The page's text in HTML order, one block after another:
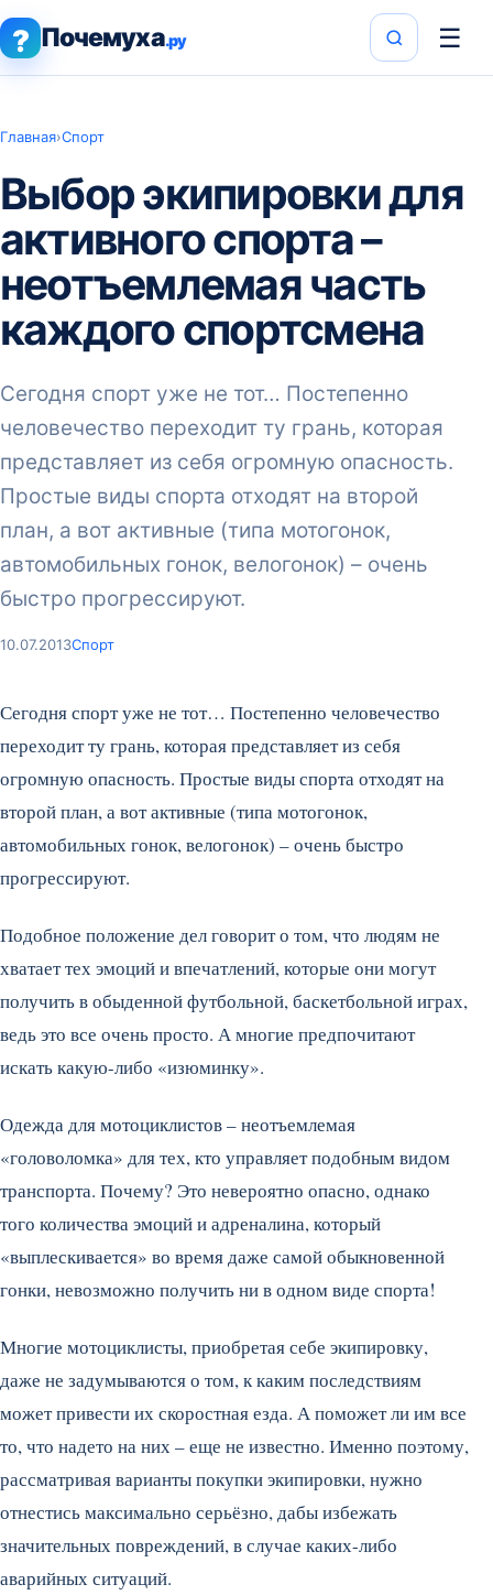
? Почемуха.ру ☰
Главная›Спорт
Выбор экипировки для
активного спорта –
неотъемлемая часть
каждого спортсмена
Сегодня спорт уже не тот… Постепенно
человечество переходит ту грань, которая
представляет из себя огромную опасность.
Простые виды спорта отходят на второй
план, а вот активные (типа мотогонок,
автомобильных гонок, велогонок) – очень
быстро прогрессируют.
10.07.2013Спорт
Сегодня спорт уже не тот… Постепенно человечество
переходит ту грань, которая представляет из себя
огромную опасность. Простые виды спорта отходят на
второй план, а вот активные (типа мотогонок,
автомобильных гонок, велогонок) – очень быстро
прогрессируют.
Подобное положение дел говорит о том, что людям не
хватает тех эмоций и впечатлений, которые они могут
получить в обыденной футбольной, баскетбольной играх,
ведь это все очень просто. А многие предпочитают
искать какую-либо «изюминку».
Одежда для мотоциклистов – неотъемлемая
«головоломка» для тех, кто управляет подобным видом
транспорта. Почему? Это невероятно опасно, однако
того количества эмоций и адреналина, который
«выплескивается» во время даже самой обыкновенной
гонки, невозможно получить ни в одном виде спорта!
Многие мотоциклисты, приобретая себе экипировку,
даже не задумываются о том, к каким последствиям
может привести их скоростная езда. А поможет ли им все
то, что надето на них – еще не известно. Именно поэтому,
рассматривая варианты покупки экипировки, нужно
отнестись максимально серьёзно, дабы избежать
значительных повреждений, в случае каких-либо
аварийных ситуаций.